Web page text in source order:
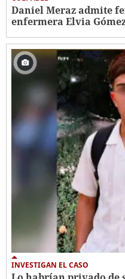
Daniel Meraz admite
enfermera Elvia
INVESTIGAN EL CASO